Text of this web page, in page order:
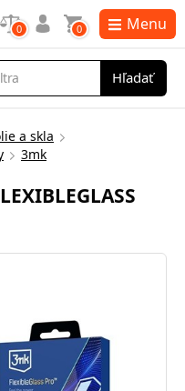
Hľadať
0 0 Menu
a skla
3mk